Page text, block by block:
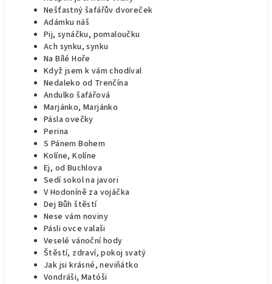
Nešťastný šafářův dvoreček
Adámku náš
Pij, synáčku, pomaloučku
Ach synku, synku
Na Bílé Hoře
Když jsem k vám chodíval
Nedaleko od Trenčína
Andulko šafářová
Marjánko, Marjánko
Pásla ovečky
Perina
S Pánem Bohem
Kolíne, Kolíne
Ej, od Buchlova
Sedí sokol na javori
V Hodoníně za vojáčka
Dej Bůh štěstí
Nese vám noviny
Pásli ovce valaši
Veselé vánoční hody
Štěstí, zdraví, pokoj svatý
Jak jsi krásné, neviňátko
Vondráši, Matóši